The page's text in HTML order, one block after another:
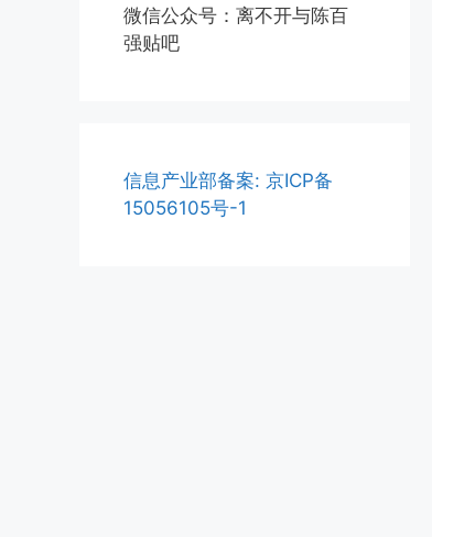
微信公众号：离不开与陈百
强贴吧
信息产业部备案: 京ICP备
15056105号-1